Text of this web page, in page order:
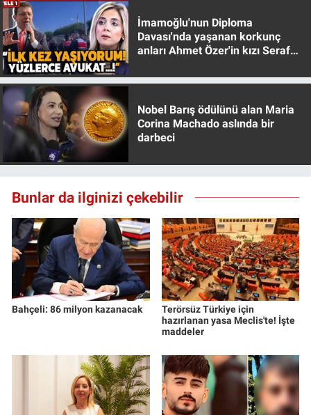
İmamoğlu'nun Diploma
Davası'nda yaşanan korkunç
anları Ahmet Özer'in kızı Seraf
Nobel Barış ödülünü alan Maria
Corina Machado aslında bir
darbeci
Bunlar da ilginizi çekebilir
Bahçeli: 86 milyon kazanacak
Terörsüz Türkiye için
hazırlanan yasa Meclis'te! İşte
maddeler